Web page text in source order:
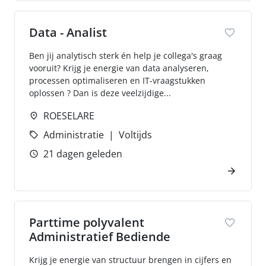
Data - Analist
Ben jij analytisch sterk én help je collega's graag
vooruit? Krijg je energie van data analyseren,
processen optimaliseren en IT-vraagstukken
oplossen ? Dan is deze veelzijdige...
ROESELARE
Administratie
Voltijds
21 dagen geleden
Parttime polyvalent
Administratief Bediende
Krijg je energie van structuur brengen in cijfers en